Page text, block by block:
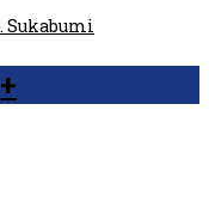
+